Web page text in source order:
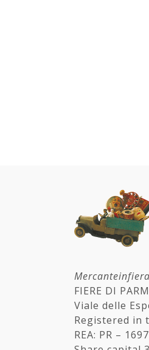
Mercanteinfiera
FIERE DI
Viale delle
Registered in
REA: PR –